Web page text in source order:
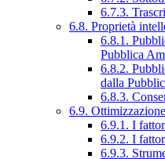
6.7.3.
6.8. Proprietà
6.8.1.
Pubblica
6.8.2.
dalla
6.8.3.
6.9.
6.9.1. I
6.9.2. I
6.9.3.